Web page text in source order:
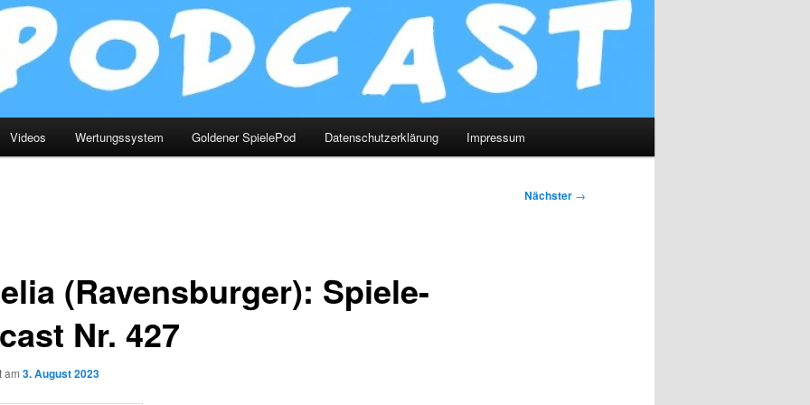
Videos Wertungssystem Goldener SpielePod Datenschutzerklärung Impressum
Nächster →
(Ravensburger): Spiele-
Nr. 427
am 3. August 2023